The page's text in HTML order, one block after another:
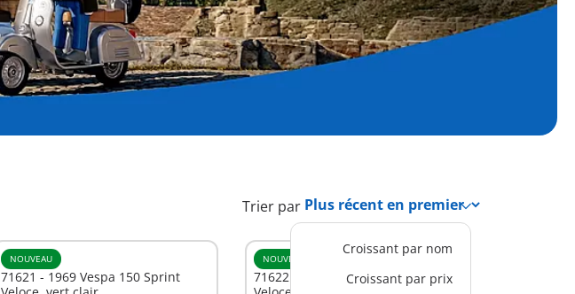
Trier par
Croissant par nom
Croissant par prix
NOUVEAU
71621 - 1969 Vespa 150 Sprint
NOUVEAU
71622 - 1969 Vespa 150 Sprint